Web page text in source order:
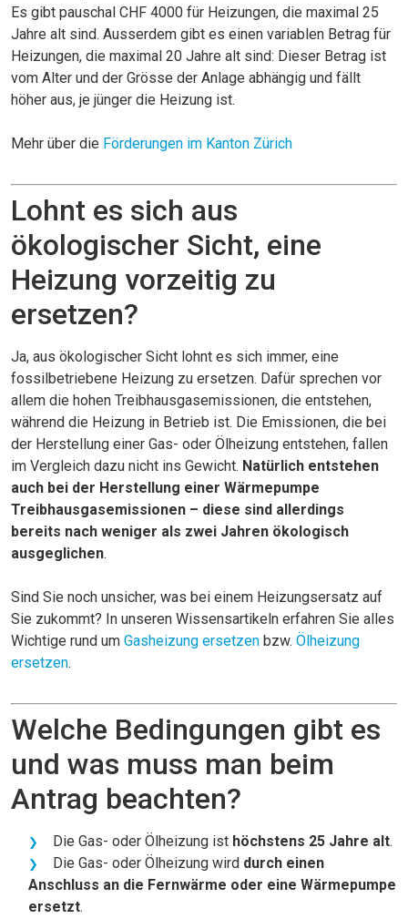
Es gibt pauschal CHF 4000 für Heizungen, die maximal 25
Jahre alt sind. Ausserdem gibt es einen variablen Betrag für
Heizungen, die maximal 20 Jahre alt sind: Dieser Betrag ist
vom Alter und der Grösse der Anlage abhängig und fällt
höher aus, je jünger die Heizung ist.
Mehr über die Förderungen im Kanton Zürich
Lohnt es sich aus
ökologischer Sicht, eine
Heizung vorzeitig zu
ersetzen?
Ja, aus ökologischer Sicht lohnt es sich immer, eine
fossilbetriebene Heizung zu ersetzen. Dafür sprechen vor
allem die hohen Treibhausgasemissionen, die entstehen,
während die Heizung in Betrieb ist. Die Emissionen, die bei
der Herstellung einer Gas- oder Ölheizung entstehen, fallen
im Vergleich dazu nicht ins Gewicht. Natürlich entstehen
auch bei der Herstellung einer Wärmepumpe
Treibhausgasemissionen – diese sind allerdings
bereits nach weniger als zwei Jahren ökologisch
ausgeglichen.
Sind Sie noch unsicher, was bei einem Heizungsersatz auf
Sie zukommt? In unseren Wissensartikeln erfahren Sie alles
Wichtige rund um Gasheizung ersetzen bzw. Ölheizung
ersetzen.
Welche Bedingungen gibt es
und was muss man beim
Antrag beachten?
Die Gas- oder Ölheizung ist höchstens 25 Jahre alt.
Die Gas- oder Ölheizung wird durch einen
Anschluss an die Fernwärme oder eine Wärmepumpe
ersetzt.